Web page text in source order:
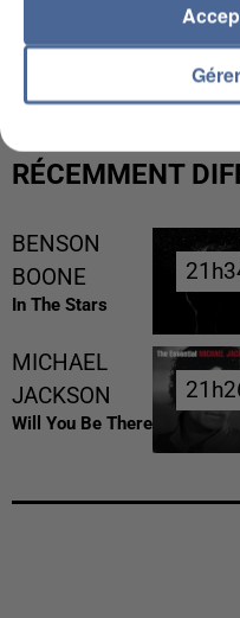
L’UN DES
MAFIA INTERPELLÉ
RÉCEMMENT
BENSON
BOONE
In The Stars
MICHAEL
JACKSON
Will You Be There